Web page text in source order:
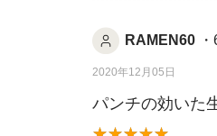
RAMEN60
2020年12月05日
パンチの効いた